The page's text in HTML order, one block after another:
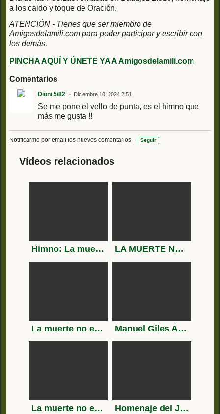
a los caido y toque de Oración.
ATENCIÓN - Tienes que ser miembro de
Amigosdelamili.com para poder participar y escribir con
los demás.
PINCHA AQUÍ Y ÚNETE YA A Amigosdelamili.com
Comentarios
Dioni 5/82 Diciembre 10, 2024 2:51
Se me pone el vello de punta, es el himno que
más me gusta !!
Notificarme por email los nuevos comentarios – Seguir
Vídeos relacionados
Himno: La muerte no es el final LA MUERTE NO ES EL FINAL
La muerte no es el final Manuel Giles Alcalde UNIR Infantería de Marina
La muerte no es el final Grupo de Regulares 54 -Ceuta- Homenaje del Juan Sebastián Elcano al submarino ARA San Juan[1]